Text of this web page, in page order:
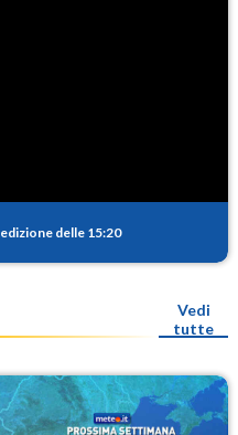
edizione delle 15:20
Vedi
tutte